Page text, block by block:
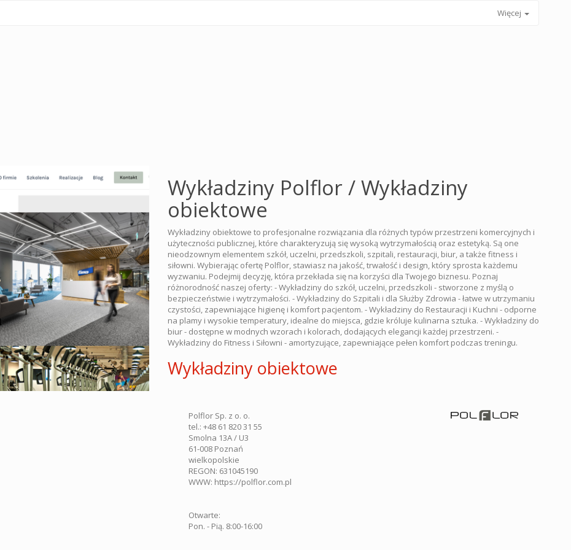
Więcej
Wykładziny Polflor / Wykładziny
obiektowe
Wykładziny obiektowe to profesjonalne rozwiązania dla różnych typów przestrzeni komercyjnych i
użyteczności publicznej, które charakteryzują się wysoką wytrzymałością oraz estetyką. Są one
nieodzownym elementem szkół, uczelni, przedszkoli, szpitali, restauracji, biur, a także fitness i
siłowni. Wybierając ofertę Polflor, stawiasz na jakość, trwałość i design, który sprosta każdemu
wyzwaniu. Podejmij decyzję, która przekłada się na korzyści dla Twojego biznesu. Poznaj
różnorodność naszej oferty: - Wykładziny do szkół, uczelni, przedszkoli - stworzone z myślą o
bezpieczeństwie i wytrzymałości. - Wykładziny do Szpitali i dla Służby Zdrowia - łatwe w utrzymaniu
czystości, zapewniające higienę i komfort pacjentom. - Wykładziny do Restauracji i Kuchni - odporne
na plamy i wysokie temperatury, idealne do miejsca, gdzie króluje kulinarna sztuka. - Wykładziny do
biur - dostępne w modnych wzorach i kolorach, dodających elegancji każdej przestrzeni. -
Wykładziny do Fitness i Siłowni - amortyzujące, zapewniające pełen komfort podczas treningu.
Wykładziny obiektowe
Polflor Sp. z o. o.
tel.: +48 61 820 31 55
Smolna 13A / U3
61-008 Poznań
wielkopolskie
REGON: 631045190
WWW: https://polflor.com.pl
Otwarte:
Pon. - Pią. 8:00-16:00